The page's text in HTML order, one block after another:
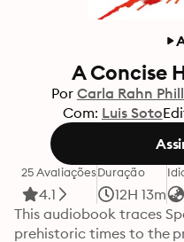
A Concise
Por Carla Rahn
Com: Luis Soto
25 Avaliações
4.1
Duração
12H 13m
This audiobook traces
prehistoric times to the